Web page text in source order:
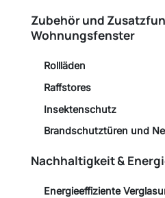
Zubehör und
Wohnungsfenster
Rollläden
Raffstores
Insektenschutz
Brandschutztüren und
Nachhaltigkeit &
Energieeffiziente